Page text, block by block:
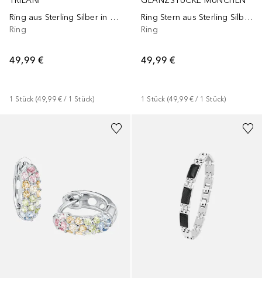
Ring aus Sterling Silber in silber mit Zirkonia
Ring
49,99 €
1 Stück (49,99 € / 1 Stück)
Ring Stern aus Sterling Silber in gelbgold mit Zirkonia
Ring
49,99 €
1 Stück (49,99 € / 1 Stück)